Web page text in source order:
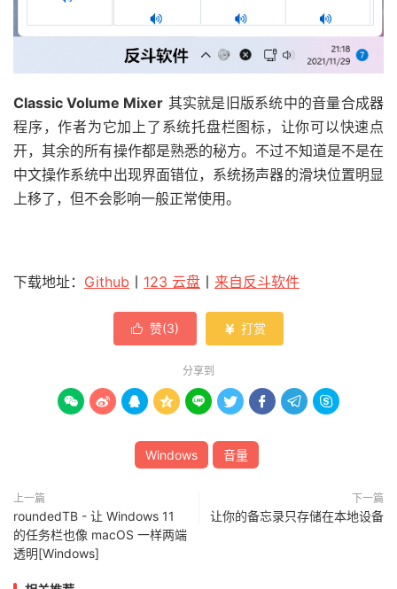
Classic Volume Mixer 其实就是旧版系统中的音量合成器
程序，作者为它加上了系统托盘栏图标，让你可以快速点
开，其余的所有操作都是熟悉的秘方。不过不知道是不是在
中文操作系统中出现界面错位，系统扬声器的滑块位置明显
上移了，但不会影响一般正常使用。
下载地址： Github 丨 123 云盘 丨 来自反斗软件
 赞(3)  打赏
分享到
        
Windows 音量
上一篇
roundedTB - 让 Windows 11
的任务栏也像 macOS 一样两端
透明[Windows]
下一篇
让你的备忘录只存储在本地设备